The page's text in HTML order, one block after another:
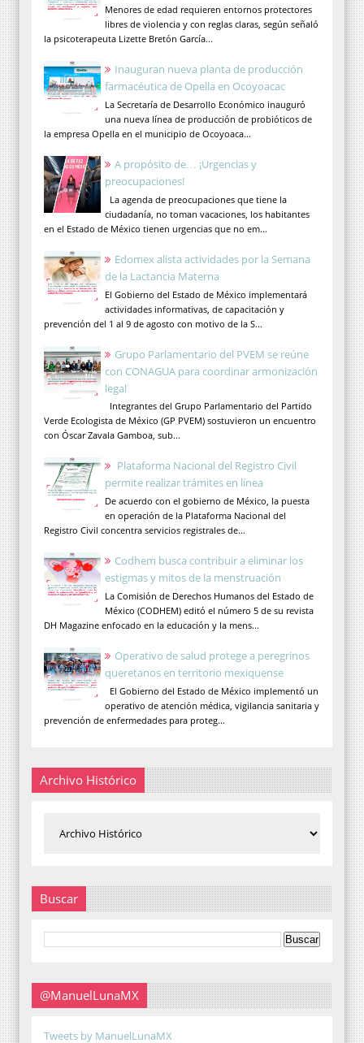
Menores de edad requieren entornos protectores
libres de violencia y con reglas claras, según señaló
la psicoterapeuta Lizette Bretón García...
Inauguran nueva planta de producción
farmacéutica de Opella en Ocoyoacac
La Secretaría de Desarrollo Económico inauguró
una nueva línea de producción de probióticos de
la empresa Opella en el municipio de Ocoyoaca...
A propósito de… ¡Urgencias y
preocupaciones!
La agenda de preocupaciones que tiene la
ciudadanía, no toman vacaciones, los habitantes
en el Estado de México tienen urgencias que no em...
Edomex alista actividades por la Semana
de la Lactancia Materna
El Gobierno del Estado de México implementará
actividades informativas, de capacitación y
prevención del 1 al 9 de agosto con motivo de la S...
Grupo Parlamentario del PVEM se reúne
con CONAGUA para coordinar armonización
legal
Integrantes del Grupo Parlamentario del Partido
Verde Ecologista de México (GP PVEM) sostuvieron un encuentro
con Óscar Zavala Gamboa, sub...
Plataforma Nacional del Registro Civil
permite realizar trámites en línea
De acuerdo con el gobierno de México, la puesta
en operación de la Plataforma Nacional del
Registro Civil concentra servicios registrales de...
Codhem busca contribuir a eliminar los
estigmas y mitos de la menstruación
La Comisión de Derechos Humanos del Estado de
México (CODHEM) editó el número 5 de su revista
DH Magazine enfocado en la educación y la mens...
Operativo de salud protege a peregrinos
queretanos en territorio mexiquense
El Gobierno del Estado de México implementó un
operativo de atención médica, vigilancia sanitaria y
prevención de enfermedades para proteg...
Archivo Histórico
Buscar
@ManuelLunaMX
Tweets by ManuelLunaMX